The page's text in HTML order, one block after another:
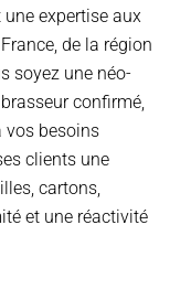
une expertise aux
de la région
soyez une néo-
confirmé,
vos besoins
clients une
cartons,
et une réactivité